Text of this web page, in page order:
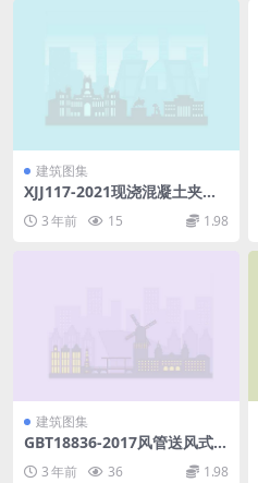
建筑图集
XJJ117-2021现浇混凝土夹芯
3 年前 15 1.98
建筑图集
GBT18836-2017风管送风式空
3 年前 36 1.98